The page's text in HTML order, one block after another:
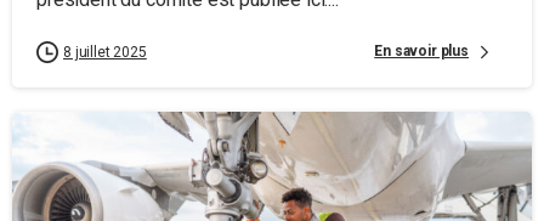
8 juillet 2025 En savoir plus